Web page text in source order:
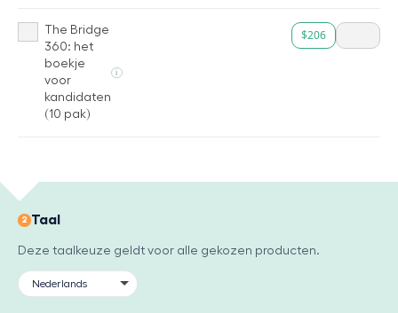
The Bridge
360: het
boekje
voor
kandidaten
(10 pak)
i
$206
2 Taal
Deze taalkeuze geldt voor alle gekozen producten.